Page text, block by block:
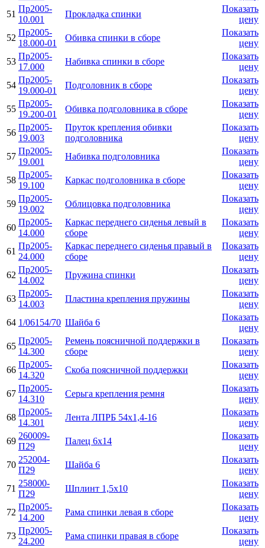
51
Пр2005-
10.001
Прокладка спинки
Показать
цену
52
Пр2005-
18.000-01
Обивка спинки в сборе
Показать
цену
53
Пр2005-
17.000
Набивка спинки в сборе
Показать
цену
54
Пр2005-
19.000-01
Подголовник в сборе
Показать
цену
55
Пр2005-
19.200-01
Обивка подголовника в сборе
Показать
цену
56
Пр2005-
19.003
Пруток крепления обивки
подголовника
Показать
цену
57
Пр2005-
19.001
Набивка подголовника
Показать
цену
58
Пр2005-
19.100
Каркас подголовника в сборе
Показать
цену
59
Пр2005-
19.002
Облицовка подголовника
Показать
цену
60
Пр2005-
14.000
Каркас переднего сиденья левый в
сборе
Показать
цену
61
Пр2005-
24.000
Каркас переднего сиденья правый в
сборе
Показать
цену
62
Пр2005-
14.002
Пружина спинки
Показать
цену
63
Пр2005-
14.003
Пластина крепления пружины
Показать
цену
64 1/06154/70 Шайба 6
Показать
цену
65
Пр2005-
14.300
Ремень поясничной поддержки в
сборе
Показать
цену
66
Пр2005-
14.320
Скоба поясничной поддержки
Показать
цену
67
Пр2005-
14.310
Серьга крепления ремня
Показать
цену
68
Пр2005-
14.301
Лента ЛПРБ 54х1,4-16
Показать
цену
69
260009-
П29
Палец 6х14
Показать
цену
70
252004-
П29
Шайба 6
Показать
цену
71
258000-
П29
Шплинт 1,5х10
Показать
цену
72
Пр2005-
14.200
Рама спинки левая в сборе
Показать
цену
73
Пр2005-
24.200
Рама спинки правая в сборе
Показать
цену